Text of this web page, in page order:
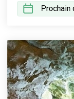
Prochain